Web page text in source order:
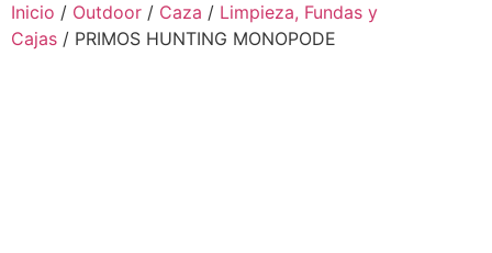
Inicio / Outdoor / Caza / Limpieza, Fundas y
Cajas / PRIMOS HUNTING MONOPODE